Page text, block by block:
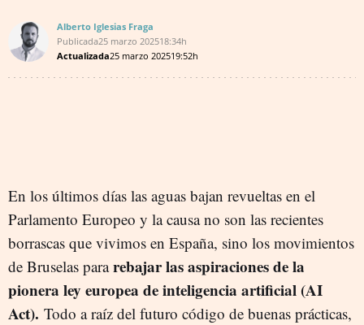
Alberto Iglesias Fraga
Publicada25 marzo 202518:34h
Actualizada25 marzo 202519:52h
En los últimos días las aguas bajan revueltas en el
Parlamento Europeo y la causa no son las recientes
borrascas que vivimos en España, sino los movimientos
de Bruselas pararebajar las aspiraciones de la
pionera ley europea de inteligencia artificial (AI
Act). Todo a raíz del futuro código de buenas prácticas,